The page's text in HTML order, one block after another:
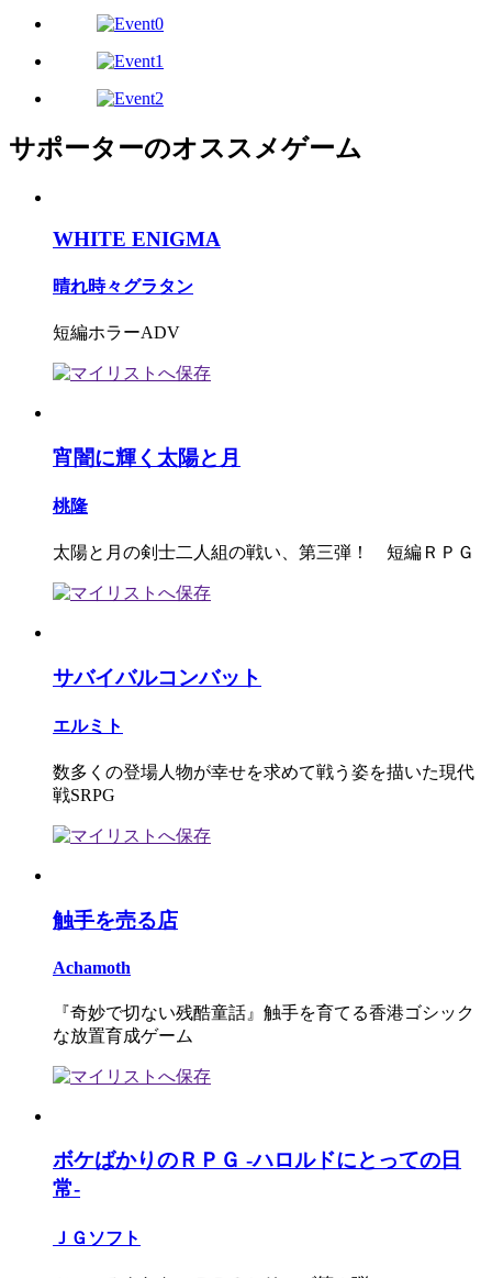
サポーターのオススメゲーム
WHITE ENIGMA
晴れ時々グラタン
短編ホラーADV
宵闇に輝く太陽と月
桃隆
太陽と月の剣士二人組の戦い、第三弾！ 短編ＲＰＧ
サバイバルコンバット
エルミト
数多くの登場人物が幸せを求めて戦う姿を描いた現代
戦SRPG
触手を売る店
Achamoth
『奇妙で切ない残酷童話』触手を育てる香港ゴシック
な放置育成ゲーム
ボケばかりのＲＰＧ -ハロルドにとっての日
常-
ＪＧソフト